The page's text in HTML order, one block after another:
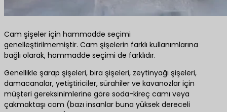
Cam şişeler için hammadde seçimi
genelleştirilmemiştir. Cam şişelerin farklı kullanımlarına
bağlı olarak, hammadde seçimi de farklıdır.
Genellikle şarap şişeleri, bira şişeleri, zeytinyağı şişeleri,
damacanalar, yetiştiriciler, sürahiler ve kavanozlar için
müşteri gereksinimlerine göre soda-kireç camı veya
çakmaktaşı cam (bazı insanlar buna yüksek dereceli